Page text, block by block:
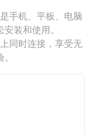
手机、平板、电脑
装和使用。
同时连接，享受无